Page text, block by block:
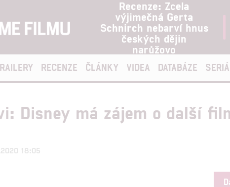
Recenze: Zcela
výjimečná Gerta
Schnirch nebarví hnus
českých dějin
narůžovo
RECENZE ČLÁNKY VIDEA DATABÁZE
Disney má zájem o další
18:05